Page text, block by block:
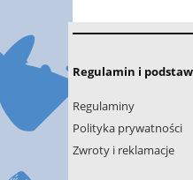
Regulamin i
Regulaminy
Polityka prywatności
Zwroty i reklamacje